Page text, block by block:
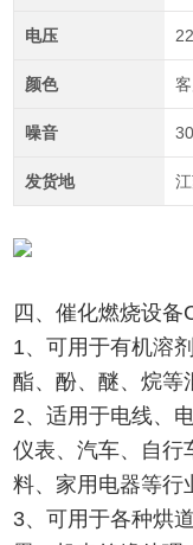
电压
颜色
噪音
发货地
四、催化燃烧设备
1、可用于有机溶
酯、酚、醚、烷等
2、适用于电线、
仪表、汽车、自行
料、家用电器等行
3、可用于各种烘